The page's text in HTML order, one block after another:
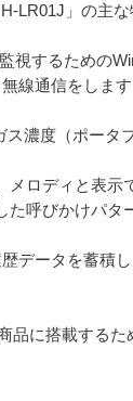
LR01J」の主
視するための
線通信をします
濃度（ポータ
ロディと表示
呼びかけパ
データを蓄積
品に搭載する